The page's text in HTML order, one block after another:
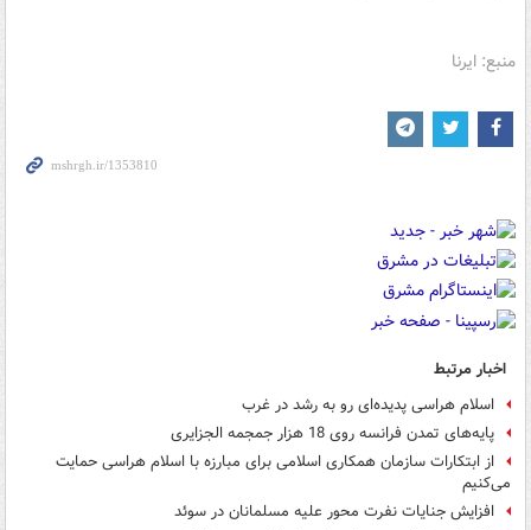
منبع: ایرنا
اخبار مرتبط
اسلام هراسی پدیده‌ای رو به رشد در غرب
پایه‌های تمدن فرانسه روی 18 هزار جمجمه الجزایری
از ابتکارات سازمان همکاری اسلامی برای مبارزه با اسلام هراسی حمایت
می‌کنیم
افزایش جنایات نفرت محور علیه مسلمانان در سوئد